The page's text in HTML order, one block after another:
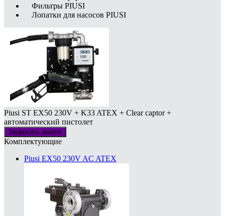
Фильтры PIUSI
Лопатки для насосов PIUSI
Piusi ST EX50 230V + K33 ATEX + Clear captor +
автоматический пистолет
Запросить аналог
Комплектующие
Piusi EX50 230V AC ATEX